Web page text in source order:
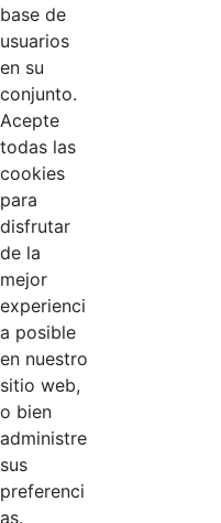
base de
usuarios
en su
conjunto.
Acepte
todas las
cookies
para
disfrutar
de la
mejor
experienci
a posible
en nuestro
sitio web,
o bien
administre
sus
preferenci
as.